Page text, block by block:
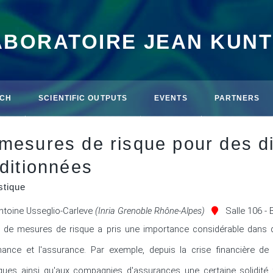
JEAN
SCIENTIFIC OUTPUTS EVENTS PARTNERS
de risque pour des
Usseglio-Carleve (Inria Grenoble Rhône-Alpes)
Salle 106 -
mesures de risque a pris une importance considérable dans
et l'assurance. Par exemple, depuis la crise financière
ainsi qu'aux compagnies d'assurances une certaine solidité